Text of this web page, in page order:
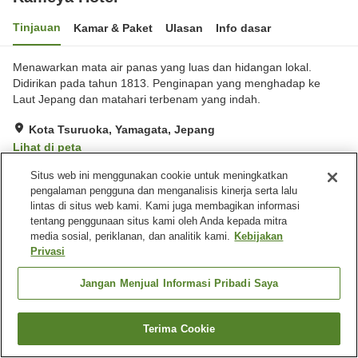
Tinjauan Kamar & Paket Ulasan Info dasar
Menawarkan mata air panas yang luas dan hidangan lokal.
Didirikan pada tahun 1813. Penginapan yang menghadap ke
Laut Jepang dan matahari terbenam yang indah.
Kota Tsuruoka, Yamagata, Jepang
Lihat di peta
Hebat Ulasan:162
Fasilitas properti
Tempat parkir
Sauna
Spa / Salon kecantikan
Beranda Jepang Yamagata Kota Tsuruoka Kameya Hotel
Cari kamar
Situs web ini menggunakan cookie untuk meningkatkan
pengalaman pengguna dan menganalisis kinerja serta lalu
lintas di situs web kami. Kami juga membagikan informasi
tentang penggunaan situs kami oleh Anda kepada mitra
media sosial, periklanan, dan analitik kami. Kebijakan
Privasi
Jangan Menjual Informasi Pribadi Saya
Terima Cookie